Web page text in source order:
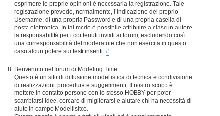
esprimere le proprie opinioni è necessaria la registrazione. Tale
registrazione prevede, normalmente, l’indicazione del proprio
Username, di una propria Password e di una propria casella di
posta elettronica. In tal modo è possibile attribuire a ciascun autore
la responsabilità per i contenuti inviati ai forum, escludendo così
una corresponsabilità del moderatore che non esercita in questo
caso alcun potere sui testi inseriti. #
Benvenuto nel forum di Modeling Time.
Questo è un sito di diffusione modellistica di tecnica e condivisione
di realizzazioni, procedure e suggerimenti. Il nostro scopo è
mettere in contatto persone con lo stesso HOBBY per poter
scambiarsi idee, cercare di migliorarsi e aiutare chi ha necessità di
aiuto in campo Modellisitco.